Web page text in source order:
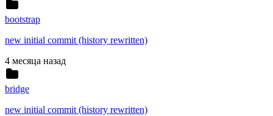
bootstrap
new initial commit (history rewritten)
4 месяца назад
bridge
new initial commit (history rewritten)